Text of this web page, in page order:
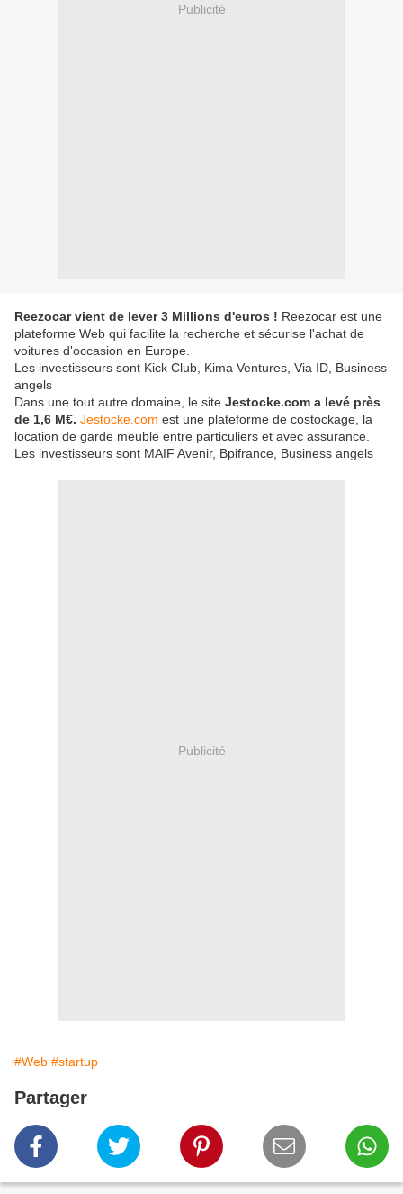
Publicité
Reezocar vient de lever 3 Millions d'euros ! Reezocar est une
plateforme Web qui facilite la recherche et sécurise l'achat de
voitures d'occasion en Europe.
Les investisseurs sont Kick Club, Kima Ventures, Via ID, Business
angels
Dans une tout autre domaine, le site Jestocke.com a levé près
de 1,6 M€. Jestocke.com est une plateforme de costockage, la
location de garde meuble entre particuliers et avec assurance.
Les investisseurs sont MAIF Avenir, Bpifrance, Business angels
Publicité
#Web #startup
Partager